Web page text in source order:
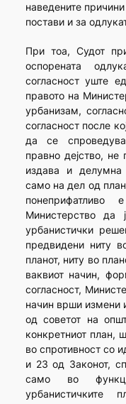
наведените
постави и за
При тоа, Судот
оспорената
согласност уште
правото на
урбанизам,
согласност после
да се
правно дејство,
издава и делумна
само на дел од
понеприфатливо
Министерство да
урбанистички
предвидени ниту
планот, ниту во
ваквиот начин,
согласност,
начин врши измени
од советот на
конкретниот план,
во спротивност со
и 23 од Законот,
само во